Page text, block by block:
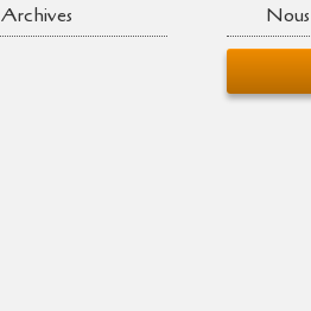
Archives